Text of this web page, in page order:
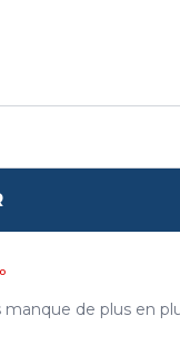
0
manque de plus en